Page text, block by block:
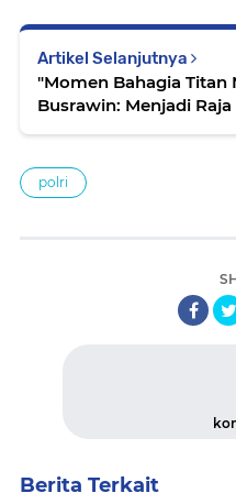
Artikel Selanjutnya
"Momen Bahagia Titan
Busrawin: Menjadi
polri
Berita Terkait